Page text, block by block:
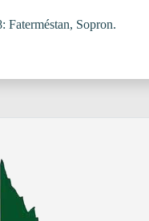
Faterméstan, Sopron.